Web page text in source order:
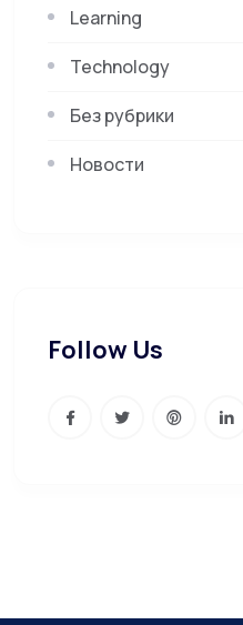
Learning
Technology
Без рубрики
Новости
Follow Us